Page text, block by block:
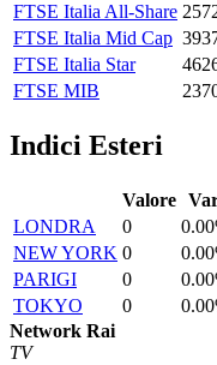
FTSE Italia All-Share
FTSE Italia Mid Cap
FTSE Italia Star
FTSE MIB
Indici Esteri
Valore
LONDRA
0
NEW YORK 0
PARIGI
0
TOKYO
0
Network Rai
TV